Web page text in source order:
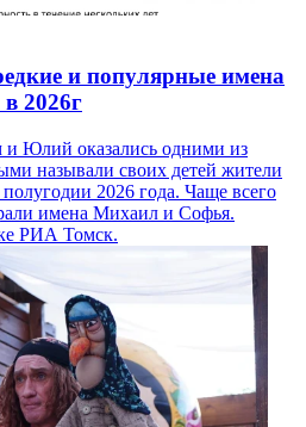
и популярные имена
2026г
Юлий оказались одними из
называли своих детей жители
2026 года. Чаще всего
имена Михаил и Софья.
РИА Томск.